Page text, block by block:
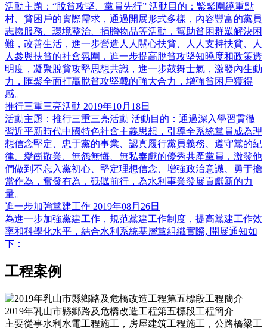
活動主題：“脫貧攻堅、黨員先行” 活動目的：緊緊圍繞重點
村、貧困戶的實際需求，通過開展形式多樣，內容豐富的黨員
志愿服務、環境整治、捐贈物品等活動，幫助貧困群眾解決困
難，改善生活，進一步營造人人關心扶貧、人人支持扶貧、人
人參與扶貧的社會氛圍，進一步提高脫貧攻堅知曉度和政策透
明度，凝聚脫貧攻堅思想共識，進一步鼓舞士氣，激發內生動
力，匯聚全面打贏脫貧攻堅戰的強大合力，增強貧困戶獲得
感。
推行三重三亮活動 2019年10月18日
活動主題：推行三重三亮活動 活動目的：通過深入學習貫徹
習近平新時代中國特色社會主義思想，引導全系統黨員成為理
想信念堅定、忠于黨的事業、認真履行黨員義務、遵守黨的紀
律、愛崗敬業、無怨無悔、無私奉獻的優秀共產黨員，激發他
們做到不忘入黨初心、堅定理想信念、增強政治意識、勇于擔
當作為，奮發有為，砥礪前行，為水利事業發展貢獻新的力
量。
進一步加強黨建工作 2019年08月26日
為進一步加強黨建工作，規范黨建工作制度，提高黨建工作效
率和科學化水平，結合水利系統基層黨組織實際, 開展通知如
下：
工程案例
2019年乳山市縣鄉路及危橋改造工程第五標段工程簡介
主要從事水利水電工程施工，房屋建筑工程施工，公路橋梁工